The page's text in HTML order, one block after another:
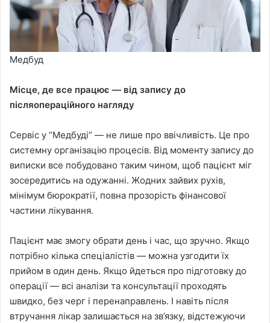
Медбуд
Місце, де все працює — від запису до
післяопераційного нагляду
Сервіс у “Медбуді” — не лише про ввічливість. Це про
системну організацію процесів. Від моменту запису до
виписки все побудовано таким чином, щоб пацієнт міг
зосередитись на одужанні. Жодних зайвих рухів,
мінімум бюрократії, повна прозорість фінансової
частини лікування.
Пацієнт має змогу обрати день і час, що зручно. Якщо
потрібно кілька спеціалістів — можна узгодити їх
прийом в один день. Якщо йдеться про підготовку до
операції — всі аналізи та консультації проходять
швидко, без черг і перенаправлень. І навіть після
втручання лікар залишається на зв’язку, відстежуючи